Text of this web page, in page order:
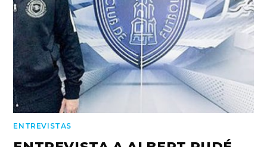
ENTREVISTAS